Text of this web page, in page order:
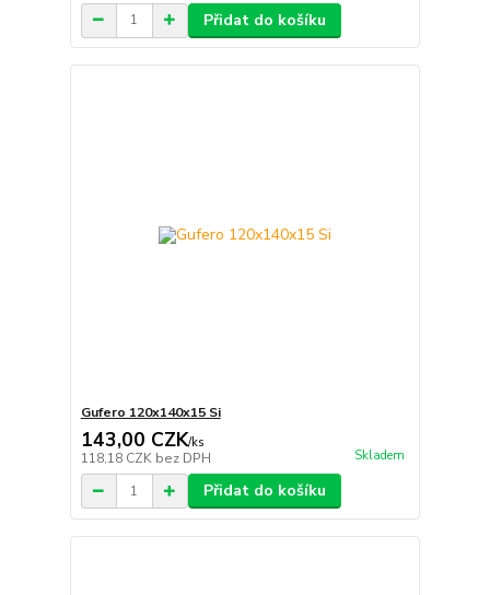
Přidat do košíku
Gufero 120x140x15 Si
143,00 CZK/ks
118,18 CZK bez DPH Skladem
Přidat do košíku